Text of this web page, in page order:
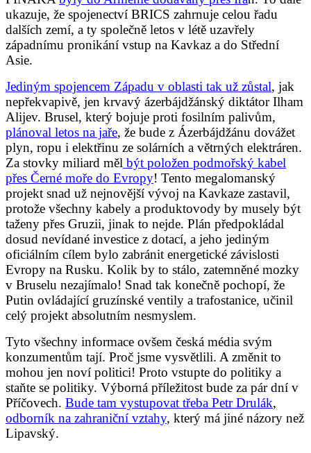
ukazuje, že spojenectví BRICS zahrnuje celou řadu
dalších zemí, a ty společně letos v létě uzavřely
západnímu pronikání vstup na Kavkaz a do Střední
Asie.
Jediným spojencem Západu v oblasti tak už zůstal, jak
nepřekvapivě, jen krvavý ázerbájdžánský diktátor Ilham
Alijev. Brusel, který bojuje proti fosilním palivům,
plánoval letos na jaře, že bude z Ázerbájdžánu dovážet
plyn, ropu i elektřinu ze solárních a větrných elektráren.
Za stovky miliard měl být položen podmořský kabel
přes Černé moře do Evropy! Tento megalomanský
projekt snad už nejnovější vývoj na Kavkaze zastavil,
protože všechny kabely a produktovody by musely být
taženy přes Gruzii, jinak to nejde. Plán předpokládal
dosud nevídané investice z dotací, a jeho jediným
oficiálním cílem bylo zabránit energetické závislosti
Evropy na Rusku. Kolik by to stálo, zatemněné mozky
v Bruselu nezajímalo! Snad tak konečně pochopí, že
Putin ovládající gruzínské ventily a trafostanice, učinil
celý projekt absolutním nesmyslem.
Tyto všechny informace ovšem česká média svým
konzumentům tají. Proč jsme vysvětlili. A změnit to
mohou jen noví politici! Proto vstupte do politiky a
staňte se politiky. Výborná příležitost bude za pár dní v
Příčovech. Bude tam vystupovat třeba Petr Drulák,
odborník na zahraniční vztahy, který má jiné názory než
Lipavský.